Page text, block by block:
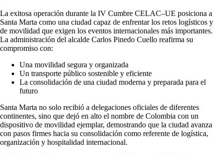
La exitosa operación durante la IV Cumbre CELAC–UE posiciona a
Santa Marta como una ciudad capaz de enfrentar los retos logísticos y
de movilidad que exigen los eventos internacionales más importantes.
La administración del alcalde Carlos Pinedo Cuello reafirma su
compromiso con:
Una movilidad segura y organizada
Un transporte público sostenible y eficiente
La consolidación de una ciudad moderna y preparada para el
futuro
Santa Marta no solo recibió a delegaciones oficiales de diferentes
continentes, sino que dejó en alto el nombre de Colombia con un
dispositivo de movilidad ejemplar, demostrando que la ciudad avanza
con pasos firmes hacia su consolidación como referente de logística,
organización y hospitalidad internacional.